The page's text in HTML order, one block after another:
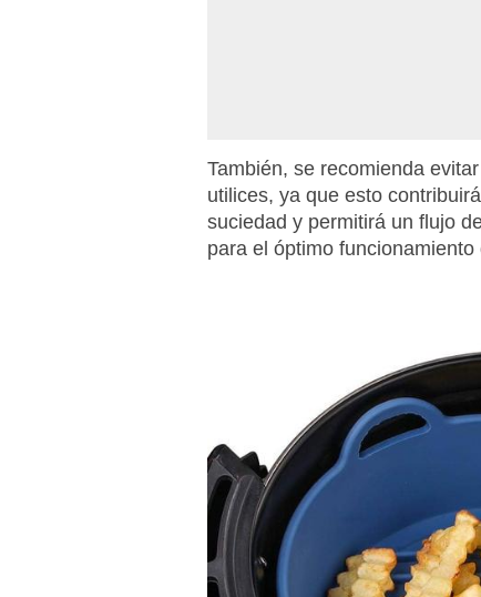
También, se recomienda
utilices, ya que esto
suciedad y permitirá un flujo
para el óptimo